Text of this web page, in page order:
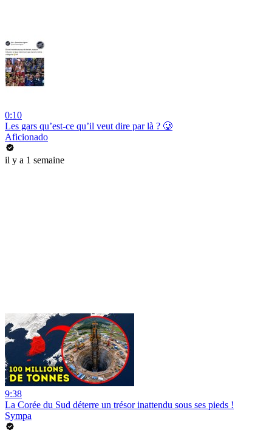
0:10
Les gars qu’est-ce qu’il veut dire par là ? 🥲
Aficionado
il y a 1 semaine
9:38
La Corée du Sud déterre un trésor inattendu sous ses pieds !
Sympa